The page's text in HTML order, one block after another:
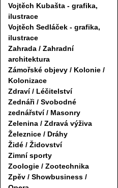
Vojtěch Kubašta - grafika,
ilustrace
Vojtěch Sedláček - grafika,
ilustrace
Zahrada / Zahradní
architektura
Zámořské objevy / Kolonie /
Kolonizace
Zdraví / Léčitelství
Zednáři / Svobodné
zednářství / Masonry
Zelenina / Zdravá výživa
Železnice / Dráhy
Židé / Židovství
Zimní sporty
Zoologie / Zootechnika
Zpěv / Showbusiness /